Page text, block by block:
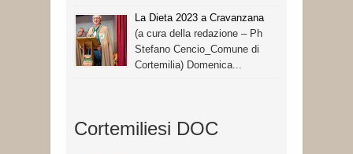
La Dieta 2023 a Cravanzana
(a cura della redazione – Ph
Stefano Cencio_Comune di
Cortemilia) Domenica...
Cortemiliesi DOC